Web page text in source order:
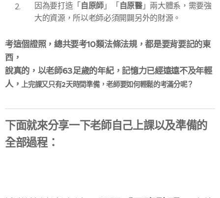
因為要打造「 自原師 」「 自原醫」兩大體系，需要強
大的資源，所以老師必須開闢另外的財源。
考這個證照，總共要考10類法條法規，都是要背要記的東
西，
說真的，以老師63足歲的年紀，記憶力已經遠遠不及年輕
人，上完課又只有2天時間準備，老師要如何輕鬆的考滿分呢？
下面就來分享一下老師自己上課以及準備的
全部過程：